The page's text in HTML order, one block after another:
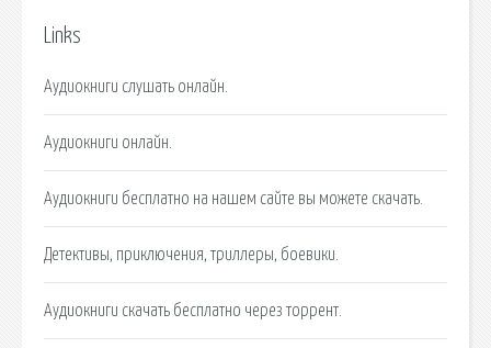
Links
Аудиокниги слушать онлайн.
Аудиокниги онлайн.
Аудиокниги бесплатно на нашем сайте вы можете скачать.
Детективы, приключения, триллеры, боевики.
Аудиокниги скачать бесплатно через торрент.